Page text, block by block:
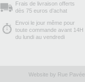
Frais de livraison offerts
dès 75 euros d’achat
Envoi le jour même pour
toute commande avant 14H
du lundi au vendredi
Website by Rue Pavée